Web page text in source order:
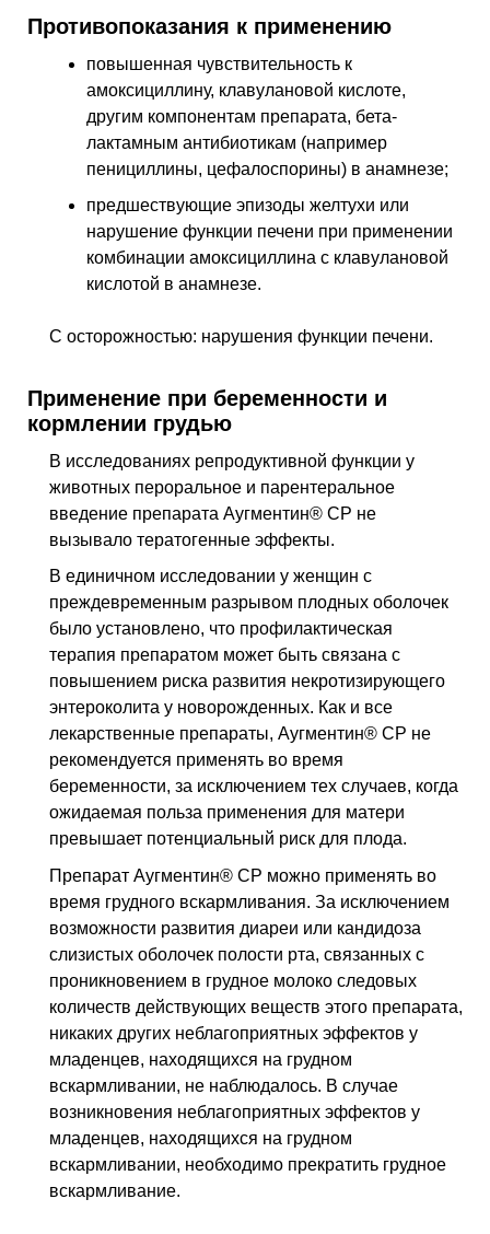
Противопоказания к применению
повышенная чувствительность к
амоксициллину, клавулановой кислоте,
другим компонентам препарата, бета-
лактамным антибиотикам (например
пенициллины, цефалоспорины) в анамнезе;
предшествующие эпизоды желтухи или
нарушение функции печени при применении
комбинации амоксициллина с клавулановой
кислотой в анамнезе.
С осторожностью: нарушения функции печени.
Применение при беременности и
кормлении грудью
В исследованиях репродуктивной функции у
животных пероральное и парентеральное
введение препарата Аугментин® СР не
вызывало тератогенные эффекты.
В единичном исследовании у женщин с
преждевременным разрывом плодных оболочек
было установлено, что профилактическая
терапия препаратом может быть связана с
повышением риска развития некротизирующего
энтероколита у новорожденных. Как и все
лекарственные препараты, Аугментин® СР не
рекомендуется применять во время
беременности, за исключением тех случаев, когда
ожидаемая польза применения для матери
превышает потенциальный риск для плода.
Препарат Аугментин® СР можно применять во
время грудного вскармливания. За исключением
возможности развития диареи или кандидоза
слизистых оболочек полости рта, связанных с
проникновением в грудное молоко следовых
количеств действующих веществ этого препарата,
никаких других неблагоприятных эффектов у
младенцев, находящихся на грудном
вскармливании, не наблюдалось. В случае
возникновения неблагоприятных эффектов у
младенцев, находящихся на грудном
вскармливании, необходимо прекратить грудное
вскармливание.